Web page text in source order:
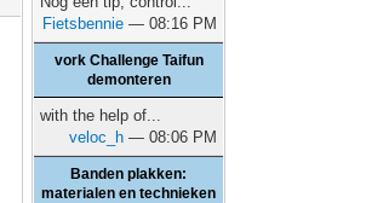
Fietsbennie — 08:16 PM
vork Challenge Taifun
demonteren
with the help of...
veloc_h — 08:06 PM
Banden plakken:
materialen en technieken